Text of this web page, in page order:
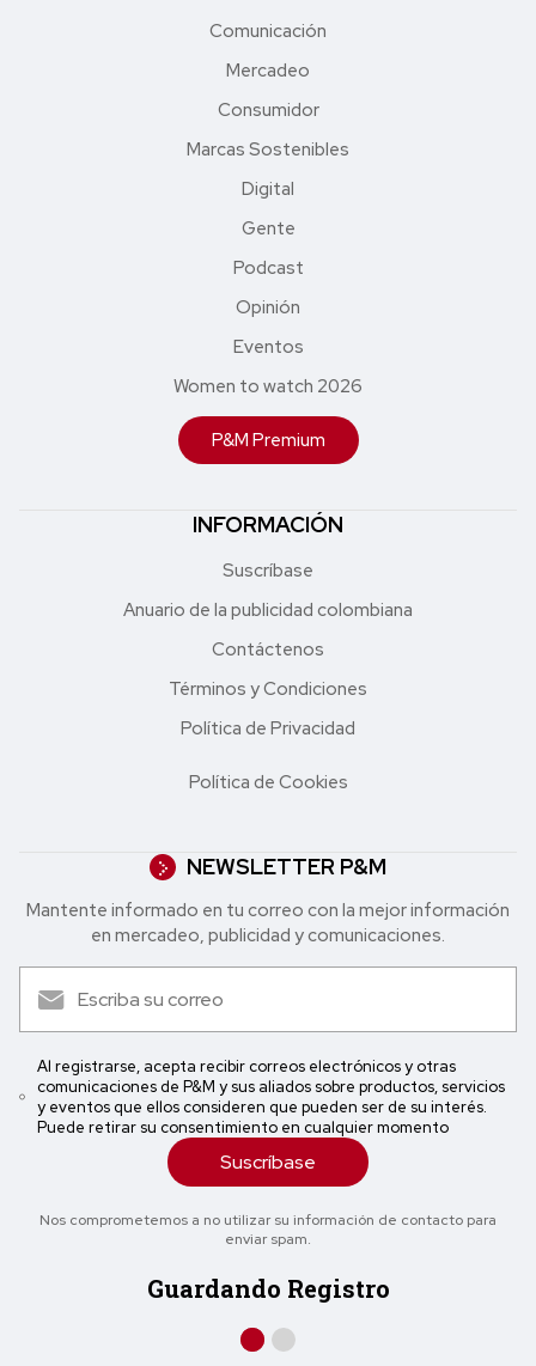
Comunicación
Mercadeo
Consumidor
Marcas Sostenibles
Digital
Gente
Podcast
Opinión
Eventos
Women to watch 2026
P&M Premium
INFORMACIÓN
Suscríbase
Anuario de la publicidad colombiana
Contáctenos
Términos y Condiciones
Política de Privacidad
Política de Cookies
NEWSLETTER P&M
Mantente informado en tu correo con la mejor in formación
en mercadeo, publicidad y comunicaciones.
Al registrarse, acepta recibir correos electrónicos y otras
comunicaciones de P&M y sus aliados sobre productos, servicios
y eventos que ellos consideren que pueden ser de su interés.
Puede retirar su consentimiento en cualquier momento
Suscríbase
Nos comprometemos a no utilizar su información de contacto para
enviar spam.
Guardando Registro